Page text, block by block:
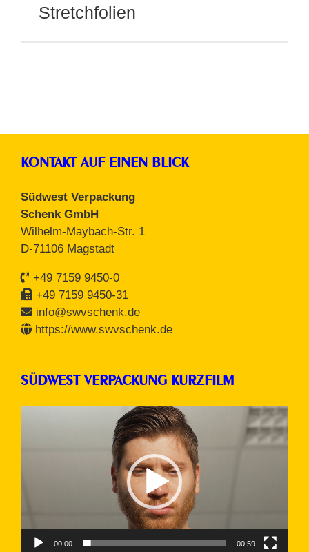
Stretchfolien
KONTAKT AUF EINEN BLICK
Südwest Verpackung
Schenk GmbH
Wilhelm-Maybach-Str. 1
D-71106 Magstadt
+49 7159 9450-0
+49 7159 9450-31
info@swvschenk.de
https://www.swvschenk.de
SÜDWEST VERPACKUNG KURZFILM
00:00 00:59